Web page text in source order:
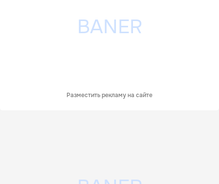
Разместить рекламу на сайте